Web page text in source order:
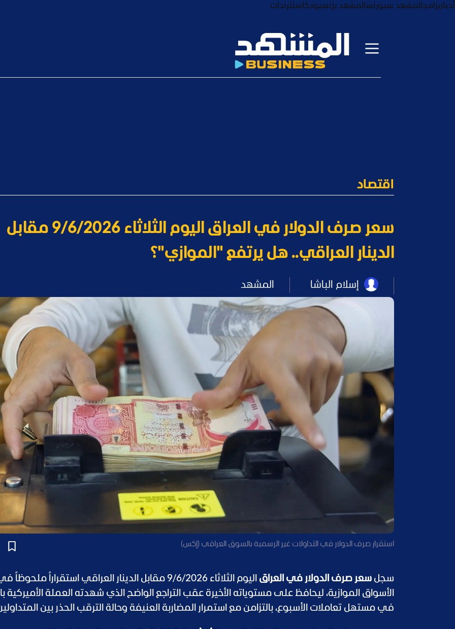
أخباربرامجالمشهد سبورتسالمشهد بزنسبودكاستترندات
اقتصاد
سعر صرف الدولار في العراق اليوم الثلاثاء 9/6/2026 مقابل
الدينار العراقي.. هل يرتفع "الموازي"؟
إسلام الباشا المشهد
استقرار صرف الدولار في التداولات غير الرسمية بالسوق العراقي (إكس)
سجل سعر صرف الدولار في العراق
اليوم الثلاثاء 9/6/2026 مقابل الدينار العراقي استقراراً ملحوظاً
الأسواق الموازية، ليحافظ على مستوياته الأخيرة عقب التراجع الواضح الذي شهدته العملة الأميركية
في مستهل تعاملات الأسبوع، بالتزامن مع استمرار المضاربة العنيفة وحالة الترقب الحذر بين